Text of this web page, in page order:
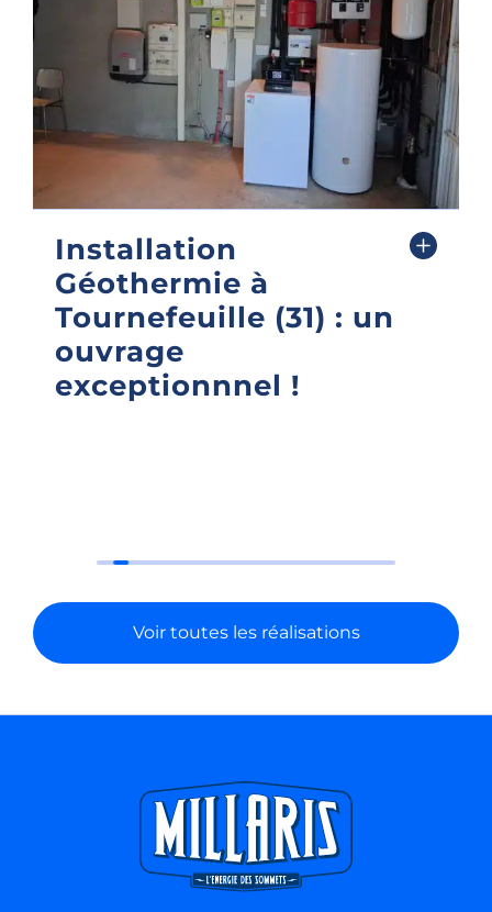
Installation
Géothermie à
Tournefeuille (31) : un
ouvrage
exceptionnnel !
Voir toutes les réalisations